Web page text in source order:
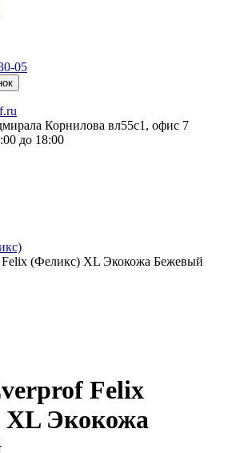
05
Корнилова вл55с1, офис 7
до 18:00
Felix (Феликс) XL Экокожа Бежевый
Felix
XL Экокожа